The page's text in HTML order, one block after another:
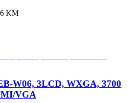
KM
W06, 3LCD, WXGA, 3700
VGA